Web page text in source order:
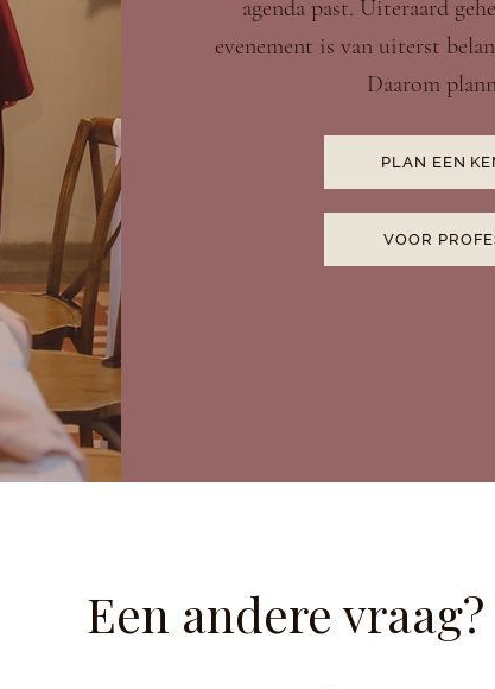
agenda past. Uiteraard
evenement is van uiterst
Daarom
PLAN EEN
VOOR
Een andere vraag?